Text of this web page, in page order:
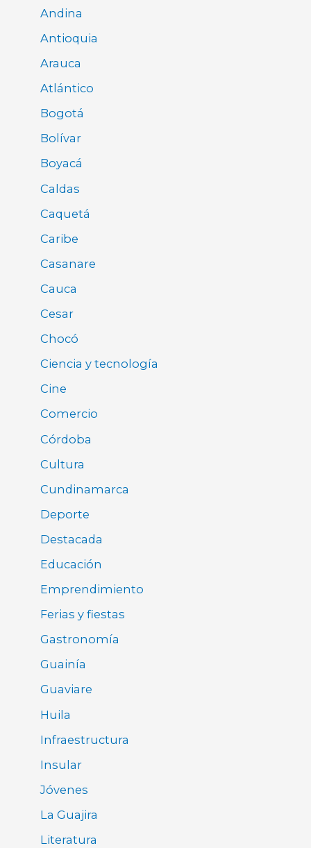
Andina
Antioquia
Arauca
Atlántico
Bogotá
Bolívar
Boyacá
Caldas
Caquetá
Caribe
Casanare
Cauca
Cesar
Chocó
Ciencia y tecnología
Cine
Comercio
Córdoba
Cultura
Cundinamarca
Deporte
Destacada
Educación
Emprendimiento
Ferias y fiestas
Gastronomía
Guainía
Guaviare
Huila
Infraestructura
Insular
Jóvenes
La Guajira
Literatura